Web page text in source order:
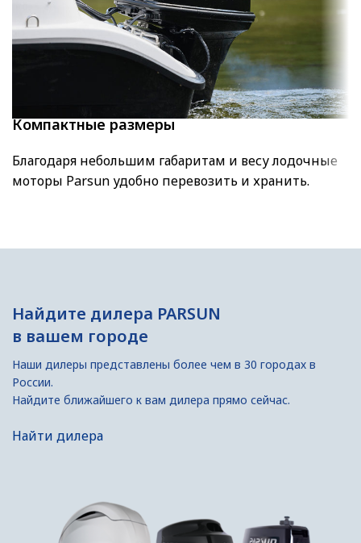
Компактные размеры
Благодаря небольшим габаритам и весу лодочные
моторы Parsun удобно перевозить и хранить.
Найдите дилера PARSUN
в вашем городе
Наши дилеры представлены более чем в 30 городах в
России.
Найдите ближайшего к вам дилера прямо сейчас.
Найти дилера